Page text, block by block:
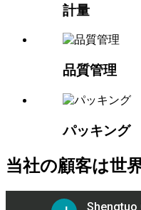
計量
品質管理
パッキング
当社の顧客は世